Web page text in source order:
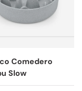
Comedero
Slow